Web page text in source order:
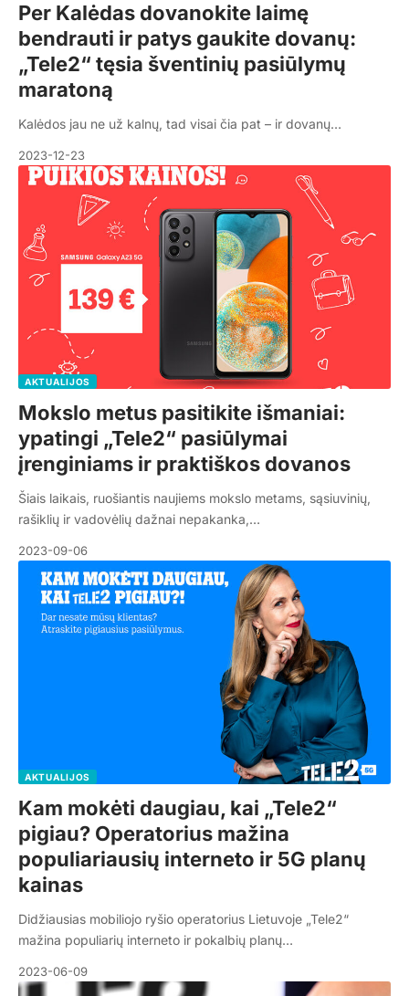
Per Kalėdas dovanokite laimę
bendrauti ir patys gaukite dovanų:
„Tele2“ tęsia šventinių pasiūlymų
maratoną
Kalėdos jau ne už kalnų, tad visai čia pat – ir dovanų…
2023-12-23
AKTUALIJOS
Mokslo metus pasitikite išmaniai:
ypatingi „Tele2“ pasiūlymai
įrenginiams ir praktiškos dovanos
Šiais laikais, ruošiantis naujiems mokslo metams, sąsiuvinių,
rašiklių ir vadovėlių dažnai nepakanka,…
2023-09-06
AKTUALIJOS
Kam mokėti daugiau, kai „Tele2“
pigiau? Operatorius mažina
populiariausių interneto ir 5G planų
kainas
Didžiausias mobiliojo ryšio operatorius Lietuvoje „Tele2“
mažina populiarių interneto ir pokalbių planų…
2023-06-09